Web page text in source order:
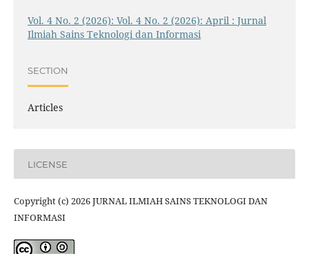
Vol. 4 No. 2 (2026): Vol. 4 No. 2 (2026): April : Jurnal
Ilmiah Sains Teknologi dan Informasi
SECTION
Articles
LICENSE
Copyright (c) 2026 JURNAL ILMIAH SAINS TEKNOLOGI DAN
INFORMASI